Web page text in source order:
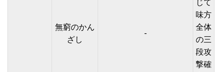
無窮のかん
ざし
-
じて
味方
全体
の三
段攻
撃確